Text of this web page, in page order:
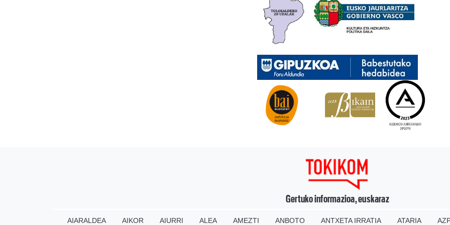
Gertuko informazioa, euskaraz
AIARALDEA AIKOR AIURRI ALEA AMEZTI ANBOTO ANTXETA IRRATIA ATARIA